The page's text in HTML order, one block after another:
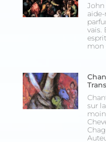
John
vais.
mon
sur